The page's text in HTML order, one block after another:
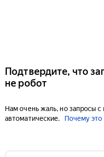
Подтвердите, что
не робот
Нам очень жаль, но запросы
автоматические.
Почему это